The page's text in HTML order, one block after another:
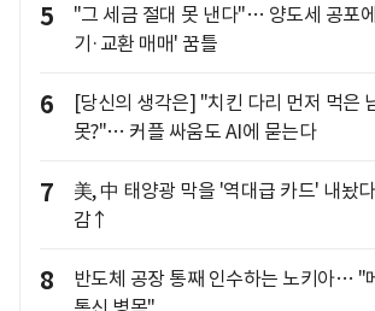
5
"그 세금 절대 못 낸다"… 양도세 공포
기·교환 매매' 꿈틀
6
[당신의 생각은] "치킨 다리 먼저 먹은
못?"… 커플 싸움도 AI에 묻는다
7
美, 中 태양광 막을 '역대급 카드' 내놨
감↑
8
반도체 공장 통째 인수하는 노키아… "